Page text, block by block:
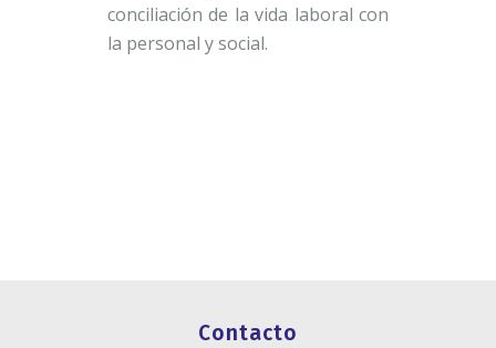
conciliación de la vida laboral con
la personal y social.
Contacto